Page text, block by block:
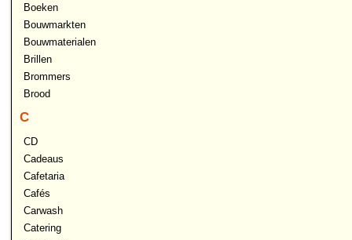
Boeken
Bouwmarkten
Bouwmaterialen
Brillen
Brommers
Brood
C
CD
Cadeaus
Cafetaria
Cafés
Carwash
Catering